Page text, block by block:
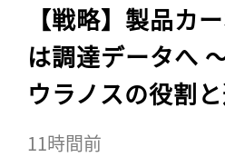
【戦略】製品カ
は調達データへ
ウラノスの役割
11時間前